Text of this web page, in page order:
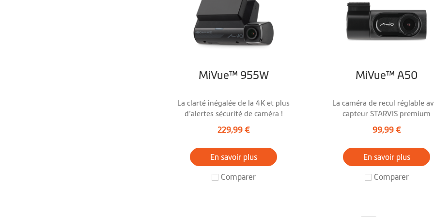
MiVue™ 955W
La clarté inégalée de la 4K et plus
d’alertes sécurité de caméra !
229,99 €
En savoir plus
Comparer
MiVue™ A50
La caméra de recul réglable
capteur STARVIS premium
99,99 €
En savoir plus
Comparer